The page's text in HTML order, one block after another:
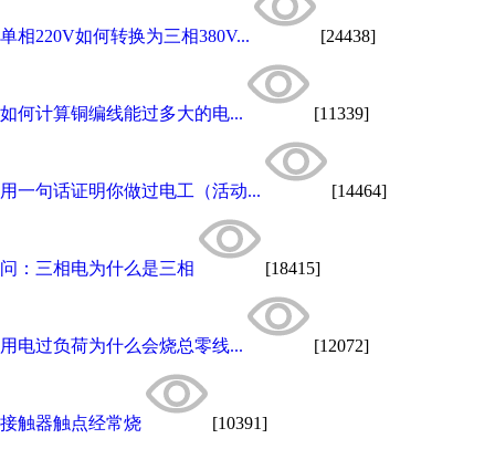
单相220V如何转换为三相380V... [24438]
如何计算铜编线能过多大的电... [11339]
用一句话证明你做过电工（活动... [14464]
问：三相电为什么是三相 [18415]
用电过负荷为什么会烧总零线... [12072]
接触器触点经常烧 [10391]